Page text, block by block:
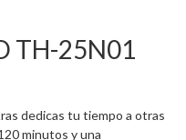
TH-25N01
dedicas tu tiempo a otras
minutos y una